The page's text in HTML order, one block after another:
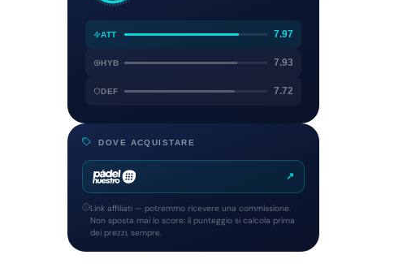
ATT 7.97
HYB 7.93
DEF 7.72
DOVE ACQUISTARE
↗
Link affiliati — potremmo ricevere una commissione.
Non sposta mai lo score: il punteggio si calcola prima
dei prezzi, sempre.